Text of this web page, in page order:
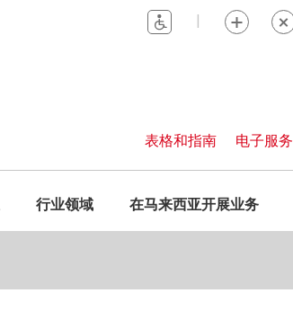
|
表格和指南 电子服务
行业领域 在马来西亚开展业务